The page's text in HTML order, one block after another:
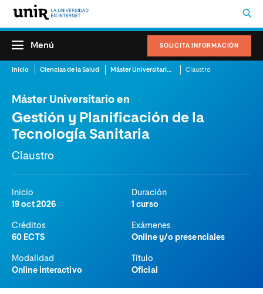
SOLICITA INFORMACIÓN
Menú
Inicio Ciencias de la Salud Máster Universitario en Gestión y Planificación de la Tecnología Sanitaria Claustro
Máster Universitario en
Gestión y Planificación de la
Tecnología Sanitaria
Claustro
Inicio
19 oct 2026
Duración
1 curso
Créditos
60 ECTS
Exámenes
Online y/o presenciales
Modalidad
Online interactivo
Título
Oficial